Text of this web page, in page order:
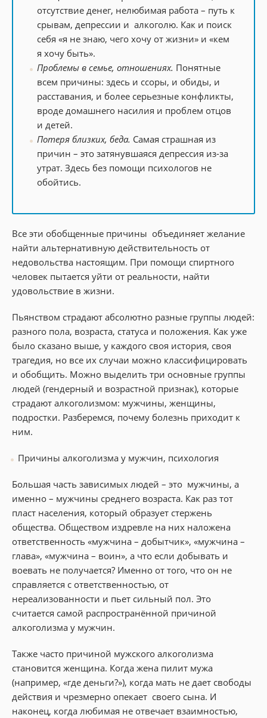
отсутствие денег, нелюбимая работа – путь к
срывам, депрессии и алкоголю. Как и поиск
себя «я не знаю, чего хочу от жизни» и «кем
я хочу быть».
Проблемы в семье, отношениях. Понятные
всем причины: здесь и ссоры, и обиды, и
расставания, и более серьезные конфликты,
вроде домашнего насилия и проблем отцов
и детей.
Потеря близких, беда. Самая страшная из
причин – это затянувшаяся депрессия из-за
утрат. Здесь без помощи психологов не
обойтись.
Все эти обобщенные причины объединяет желание
найти альтернативную действительность от
недовольства настоящим. При помощи спиртного
человек пытается уйти от реальности, найти
удовольствие в жизни.
Пьянством страдают абсолютно разные группы людей:
разного пола, возраста, статуса и положения. Как уже
было сказано выше, у каждого своя история, своя
трагедия, но все их случаи можно классифицировать
и обобщить. Можно выделить три основные группы
людей (гендерный и возрастной признак), которые
страдают алкоголизмом: мужчины, женщины,
подростки. Разберемся, почему болезнь приходит к
ним.
Причины алкоголизма у мужчин, психология
Большая часть зависимых людей – это мужчины, а
именно – мужчины среднего возраста. Как раз тот
пласт населения, который образует стержень
общества. Обществом издревле на них наложена
ответственность «мужчина – добытчик», «мужчина –
глава», «мужчина – воин», а что если добывать и
воевать не получается? Именно от того, что он не
справляется с ответственностью, от
нереализованности и пьет сильный пол. Это
считается самой распространённой причиной
алкоголизма у мужчин.
Также часто причиной мужского алкоголизма
становится женщина. Когда жена пилит мужа
(например, «где деньги?»), когда мать не дает свободы
действия и чрезмерно опекает своего сына. И
наконец, когда любимая не отвечает взаимностью,